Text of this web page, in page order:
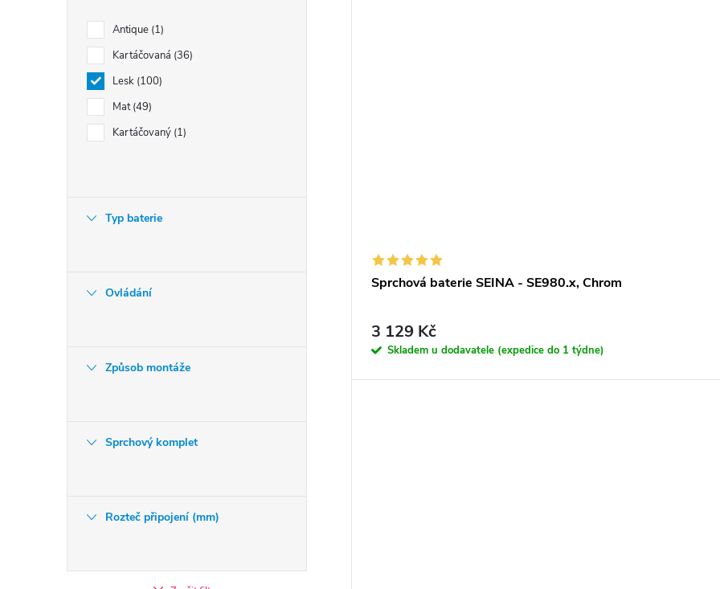
Antique 1
Kartáčovaná 36
Lesk 100
Mat 49
Kartáčovaný 1
Typ baterie
Ovládání
Způsob montáže
Sprchový komplet
Rozteč připojení (mm)
Sprchová baterie SEINA - SE980.x, Chrom
3 129 Kč
Skladem u dodavatele (expedice do 1 týdne)